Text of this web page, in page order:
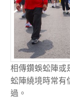
相傳鑽蜈蚣陣或
蚣陣繞境時常有
過。